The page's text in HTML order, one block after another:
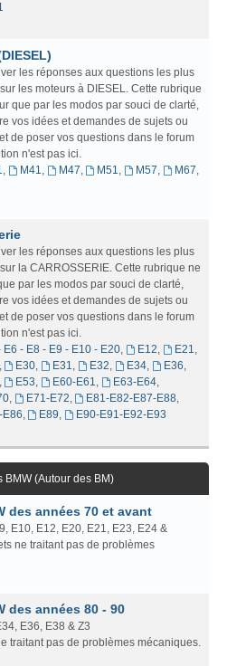
les réponses aux questions les plus
les moteurs à DIESEL. Cette rubrique
que par les modos par souci de clarté,
vos idées et demandes de sujets ou
de poser vos questions dans le forum
n'est pas ici.
, M41, M47, M51, M57, M67,
les réponses aux questions les plus
la CARROSSERIE. Cette rubrique ne
par les modos par souci de clarté,
vos idées et demandes de sujets ou
de poser vos questions dans le forum
n'est pas ici.
E6 - E8 - E9 - E10 - E20, E12, E21,
E30, E31, E32, E34, E36,
, E53, E60-E61, E63-E64,
, E71-E72, E81-E82-E87-E88,
E86, E89,
E90-E91-E92-E93
BMW (Autour des BM)
des années 70 et avant
E10, E12, E20, E21, E23, E24 &
ne traitant pas de problèmes
des années 80 - 90
E36, E38 & Z3
traitant pas de problèmes mécaniques.